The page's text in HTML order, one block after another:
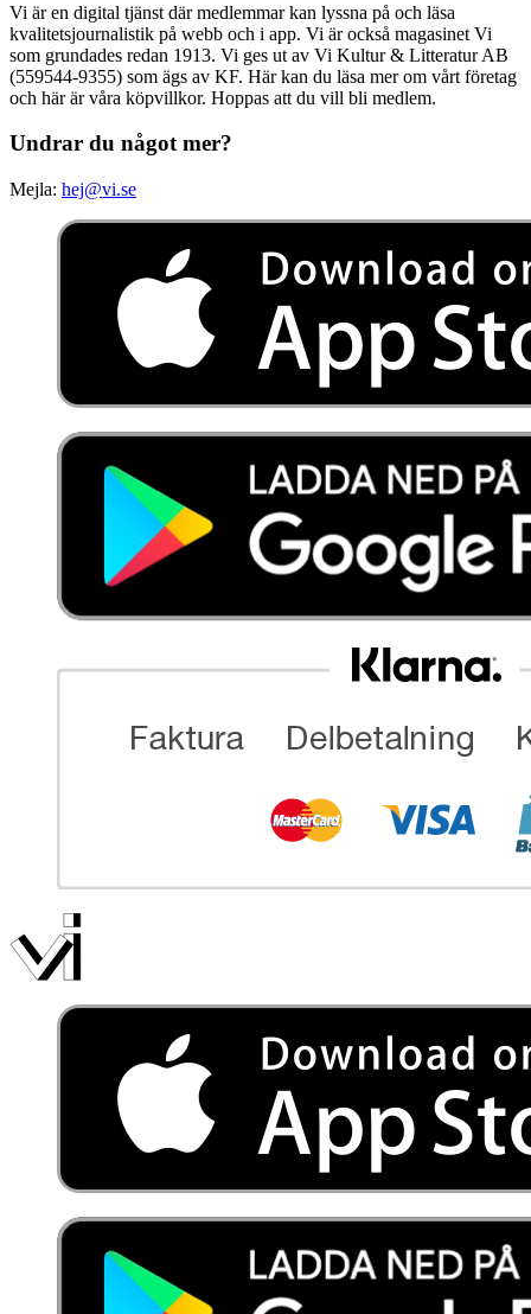
Vi är en digital tjänst där medlemmar kan lyssna på och läsa
kvalitetsjournalistik på webb och i app. Vi är också magasinet Vi
som grundades redan 1913. Vi ges ut av Vi Kultur & Litteratur AB
(559544-9355) som ägs av KF. Här kan du läsa mer om vårt företag
och här är våra köpvillkor. Hoppas att du vill bli medlem.
Undrar du något mer?
Mejla: hej@vi.se